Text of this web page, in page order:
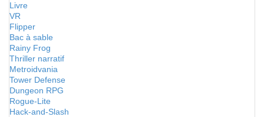
Livre
VR
Flipper
Bac à sable
Rainy Frog
Thriller narratif
Metroidvania
Tower Defense
Dungeon RPG
Rogue-Lite
Hack-and-Slash